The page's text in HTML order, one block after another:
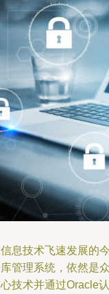
息技术飞速发展的
管理系统，依然是
技术并通过Oracle